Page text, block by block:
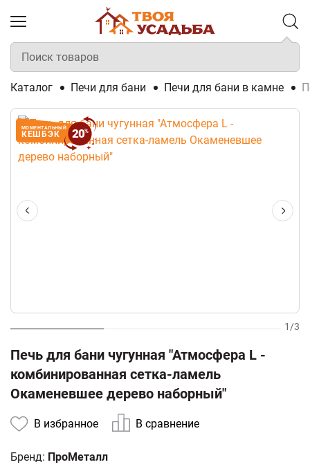
Каталог Печи для бани Печи для бани в камне
1/3
МОМЕНТАЛЬНЫЙ
КЕШБЭК 20%
Печь для бани чугунная "Атмосфера L -
комбинированная сетка-ламель
Окаменевшее дерево наборный"
В избранное В сравнение
Бренд: ПроМеталл